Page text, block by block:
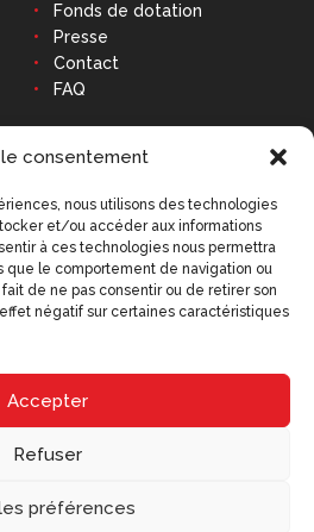
consentement
nous utilisons des technologies
et/ou accéder aux informations
à ces technologies nous permettra
le comportement de navigation ou
de ne pas consentir ou de retirer son
négatif sur certaines caractéristiques
Accepter
Refuser
préférences
CONTACT
Fonds de dotation
Presse
Contact
FAQ